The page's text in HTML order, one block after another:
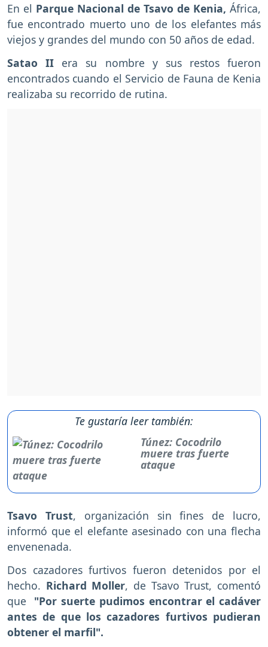
En el Parque Nacional de Tsavo de Kenia, África,
fue encontrado muerto uno de los elefantes más
viejos y grandes del mundo con 50 años de edad.
Satao II era su nombre y sus restos fueron
encontrados cuando el Servicio de Fauna de Kenia
realizaba su recorrido de rutina.
Te gustaría leer también:
Túnez: Cocodrilo
muere tras fuerte
ataque
Tsavo Trust, organización sin fines de lucro,
informó que el elefante asesinado con una flecha
envenenada.
Dos cazadores furtivos fueron detenidos por el
hecho. Richard Moller, de Tsavo Trust, comentó
que "Por suerte pudimos encontrar el cadáver
antes de que los cazadores furtivos pudieran
obtener el marfil".